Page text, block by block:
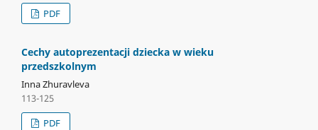
PDF
Cechy autoprezentacji dziecka w wieku
przedszkolnym
Inna Zhuravleva
113-125
PDF